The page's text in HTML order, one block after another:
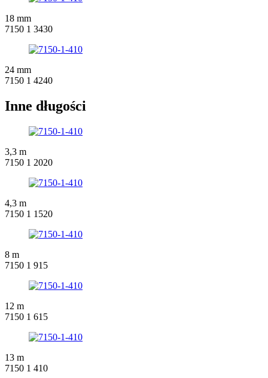
18 mm
7150 1 3430
24 mm
7150 1 4240
Inne długości
3,3 m
7150 1 2020
4,3 m
7150 1 1520
8 m
7150 1 915
12 m
7150 1 615
13 m
7150 1 410